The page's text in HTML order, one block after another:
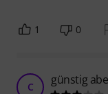
1 0
C günstig